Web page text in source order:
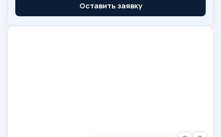
Оставить заявку